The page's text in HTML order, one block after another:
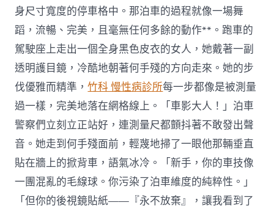
身尺寸寬度的停車格中。那泊車的過程就像一場舞
蹈，流暢、完美，且毫無任何多餘的動作**。跑車的
駕駛座上走出一個全身黑色皮衣的女人，她戴著一副
透明護目鏡，冷酷地朝著何手殘的方向走來。她的步
伐優雅而精準，竹科 慢性病診所每一步都像是被測量
過一樣，完美地落在網格線上。「車影大人！」泊車
警察們立刻立正站好，連測量尺都顫抖著不敢發出聲
音。她走到何手殘面前，輕蔑地掃了一眼他那輛垂直
貼在牆上的掀背車，語氣冰冷。「新手，你的車技像
一團混亂的毛線球。你污染了泊車維度的純粹性。」
「但你的後視鏡貼紙——『永不放棄』，讓我看到了